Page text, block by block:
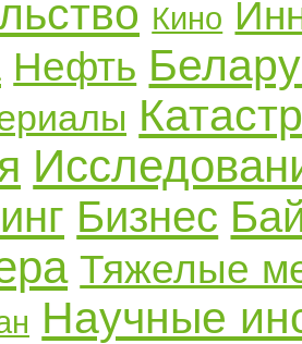
Кино
Нефть
Бизнес
Тяжелые
Научные